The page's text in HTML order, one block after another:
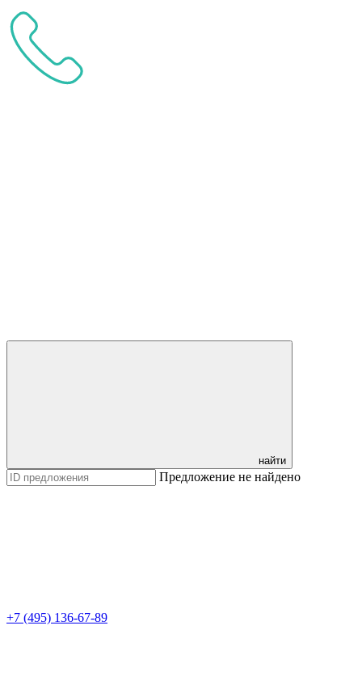
найти
Предложение не найдено
+7 (495) 136-67-89